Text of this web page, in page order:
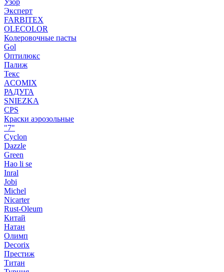
Узор
Эксперт
FARBITEX
OLECOLOR
Колеровочные пасты
Gol
Оптилюкс
Палиж
Текс
ACOMIX
РАДУГА
SNIEZKA
CPS
Краски аэрозольные
"7"
Cyclon
Dazzle
Green
Hao li se
Inral
Jobi
Michel
Nicarter
Rust-Oleum
Китай
Натан
Олимп
Decorix
Престиж
Титан